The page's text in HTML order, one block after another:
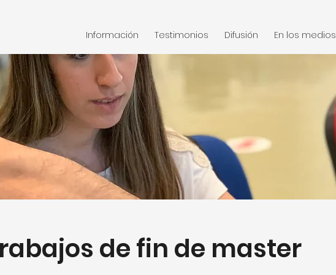
Información Testimonios Difusión En los medios
de fin de master